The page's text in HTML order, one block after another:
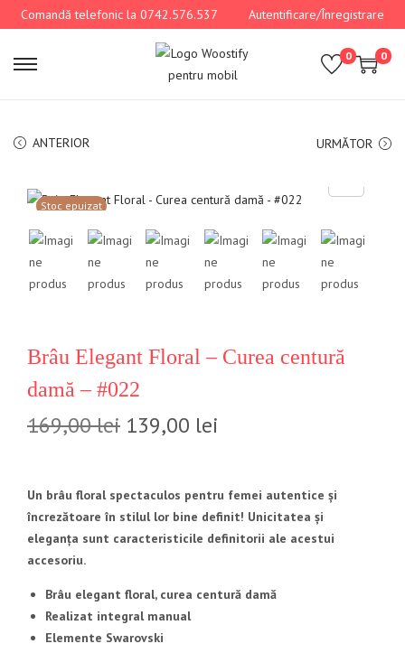
Comandă telefonic la 0742.576.537 Autentificare/Înregistrare
0 0
ANTERIOR URMĂTOR
Stoc epuizat
Brâu Elegant Floral – Curea centură
damă – #022
169,00lei 139,00 lei
Un brâu floral spectaculos pentru femei autentice și
încrezătoare în stilul lor bine definit! Unicitatea și
eleganța sunt caracteristicile definitorii ale acestui
accesoriu.
Brâu elegant floral, curea centură damă
Realizat integral manual
Elemente Swarovski